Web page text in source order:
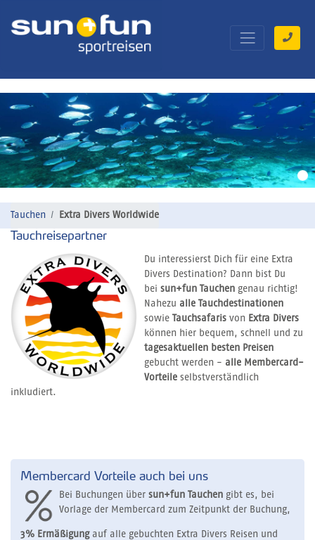
Tauchen Extra Divers Worldwide
Tauchreisepartner
Du interessierst Dich für eine Extra
Divers Destination? Dann bist Du
bei sun+fun Tauchen genau richtig!
Nahezu alle Tauchdestinationen
sowie Tauchsafaris von Extra Divers
können hier bequem, schnell und zu
tagesaktuellen besten Preisen
gebucht werden - alle Membercard-
Vorteile selbstverständlich
inkludiert.
Membercard Vorteile auch bei uns
Bei Buchungen über sun+fun Tauchen gibt es, bei
Vorlage der Membercard zum Zeitpunkt der Buchung,
3% Ermäßigungauf alle gebuchten Extra Divers Reisen und